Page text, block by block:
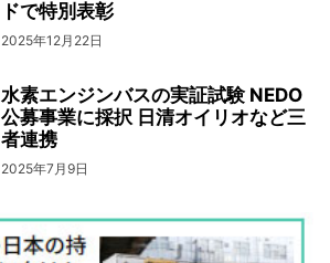
ドで特別表彰
2025年12月22日
水素エンジンバスの実証試験 NEDO
公募事業に採択 日清オイリオなど三
者連携
2025年7月9日